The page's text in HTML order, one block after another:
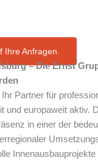
Ihre Anfragen.
– Die Ernst
Ihr Partner für
und europaweit aktiv.
in einer der